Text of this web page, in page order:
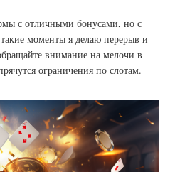
с отличными бонусами, но с
моменты я делаю перерыв и
внимание на мелочи в
ограничения по слотам.